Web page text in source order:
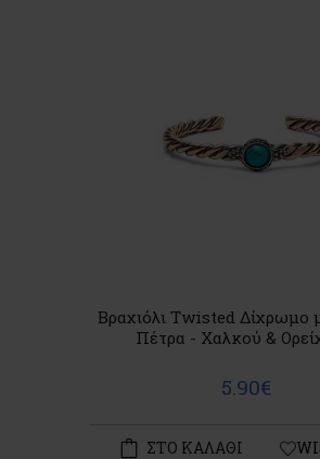
Βραχιόλι Twisted Δίχρωμο
Πέτρα - Χαλκού &
5.90€
ΣΤΟ ΚΑΛΑΘΙ